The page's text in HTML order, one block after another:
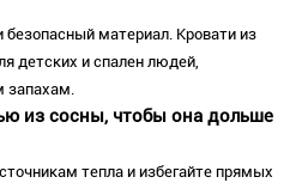
безопасный материал. Кровати из
детских и спален людей,
запахам.
из сосны, чтобы она дольше
тепла и избегайте прямых